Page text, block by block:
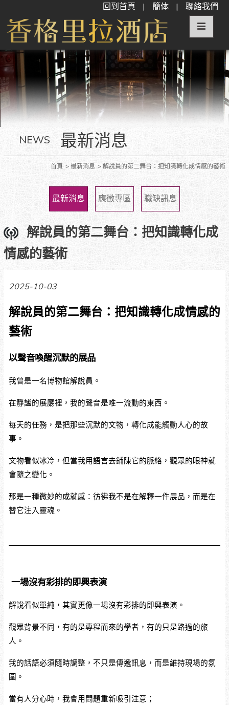
回到首頁 | 簡体 | 聯絡我們
NEWS 最新消息
首頁 最新消息 解說員的第二舞台：把知識轉化成情感的藝術
最新消息 應徵專區 職缺訊息
解說員的第二舞台：把知識轉化成
情感的藝術
2025-10-03
解說員的第二舞台：把知識轉化成情感的
藝術
以聲音喚醒沉默的展品
我曾是一名博物館解說員。
在靜謐的展廳裡，我的聲音是唯一流動的東西。
每天的任務，是把那些沉默的文物，轉化成能觸動人心的故
事。
文物看似冰冷，但當我用語言去鋪陳它的脈絡，觀眾的眼神就
會隨之變化。
那是一種微妙的成就感：彷彿我不是在解釋一件展品，而是在
替它注入靈魂。
一場沒有彩排的即興表演
解說看似單純，其實更像一場沒有彩排的即興表演。
觀眾背景不同，有的是專程而來的學者，有的只是路過的旅
人。
我的話語必須隨時調整，不只是傳遞訊息，而是維持現場的氛
圍。
當有人分心時，我會用問題重新吸引注意；